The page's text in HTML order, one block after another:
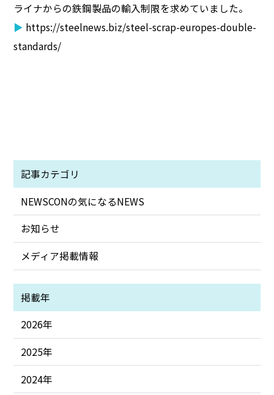
記事カテゴリ
NEWSCONの気になるNEWS
お知らせ
メディア掲載情報
掲載年
2026年
2025年
2024年
ライナからの鉄鋼製品の輸入制限を求めていました。
▶ https://steelnews.biz/steel-scrap-europes-double-
standards/